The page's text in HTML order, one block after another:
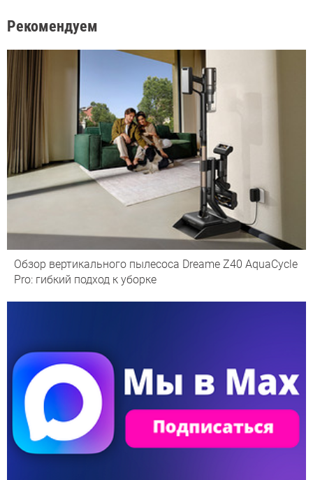
Рекомендуем
Обзор вертикального пылесоса Dreame Z40 AquaCycle
Pro: гибкий подход к уборке